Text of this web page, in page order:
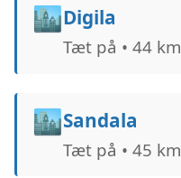
🏙️Digila
Tæt på • 44 km
🏙️Sandala
Tæt på • 45 km